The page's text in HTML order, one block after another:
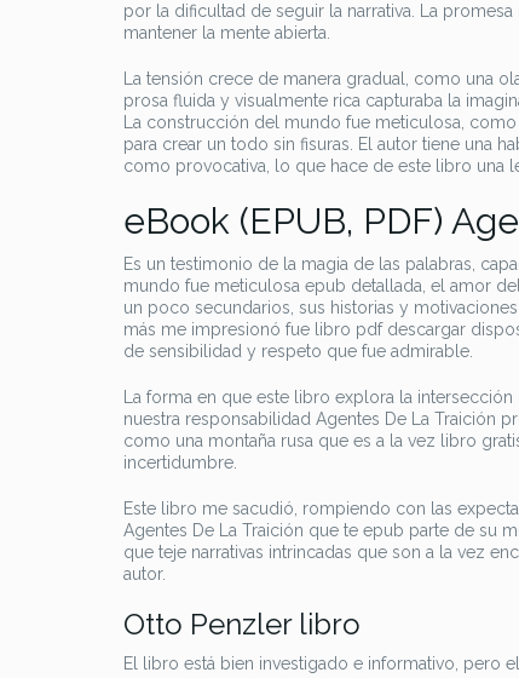
por la dificultad de seguir la narrativa. La
mantener la mente abierta.
La tensión crece de manera gradual, como una
prosa fluida y visualmente rica capturaba la
La construcción del mundo fue meticulosa,
para crear un todo sin fisuras. El autor tiene una
como provocativa, lo que hace de este libro una
eBook (EPUB, PDF)
Es un testimonio de la magia de las palabras,
mundo fue meticulosa epub detallada, el amor
un poco secundarios, sus historias y
más me impresionó fue libro pdf descargar
de sensibilidad y respeto que fue admirable.
La forma en que este libro explora la
nuestra responsabilidad Agentes De La Traición
como una montaña rusa que es a la vez libro
incertidumbre.
Este libro me sacudió, rompiendo con las
Agentes De La Traición que te epub parte de su
que teje narrativas intrincadas que son a la vez
autor.
Otto Penzler libro
El libro está bien investigado e informativo, pero